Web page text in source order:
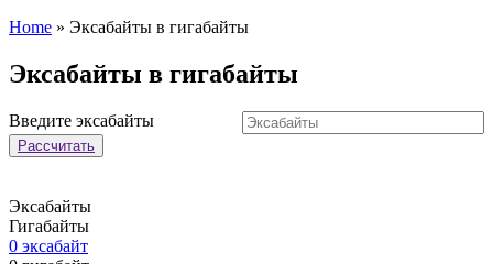
Home » Эксабайты в гигабайты
Эксабайты в гигабайты
Введите эксабайты
Рассчитать
Эксабайты
Гигабайты
0 эксабайт